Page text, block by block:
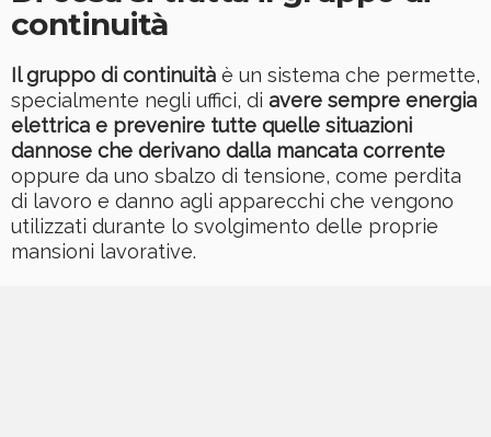
continuità
Il gruppo di continuità è un sistema che permette,
specialmente negli uffici, di avere sempre energia
elettrica e prevenire tutte quelle situazioni
dannose che derivano dalla mancata corrente
oppure da uno sbalzo di tensione, come perdita
di lavoro e danno agli apparecchi che vengono
utilizzati durante lo svolgimento delle proprie
mansioni lavorative.